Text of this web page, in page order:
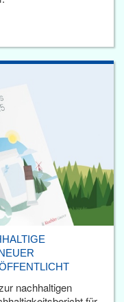
nachhaltigen